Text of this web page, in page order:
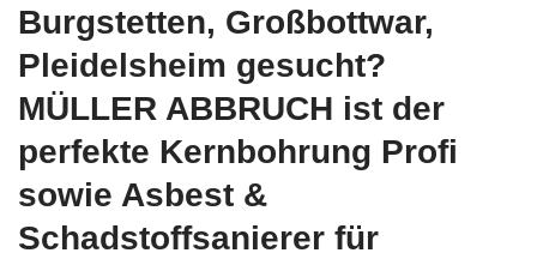
Burgstetten, Großbottwar,
Pleidelsheim gesucht?
MÜLLER ABBRUCH ist der
perfekte Kernbohrung Profi
sowie Asbest &
Schadstoffsanierer für